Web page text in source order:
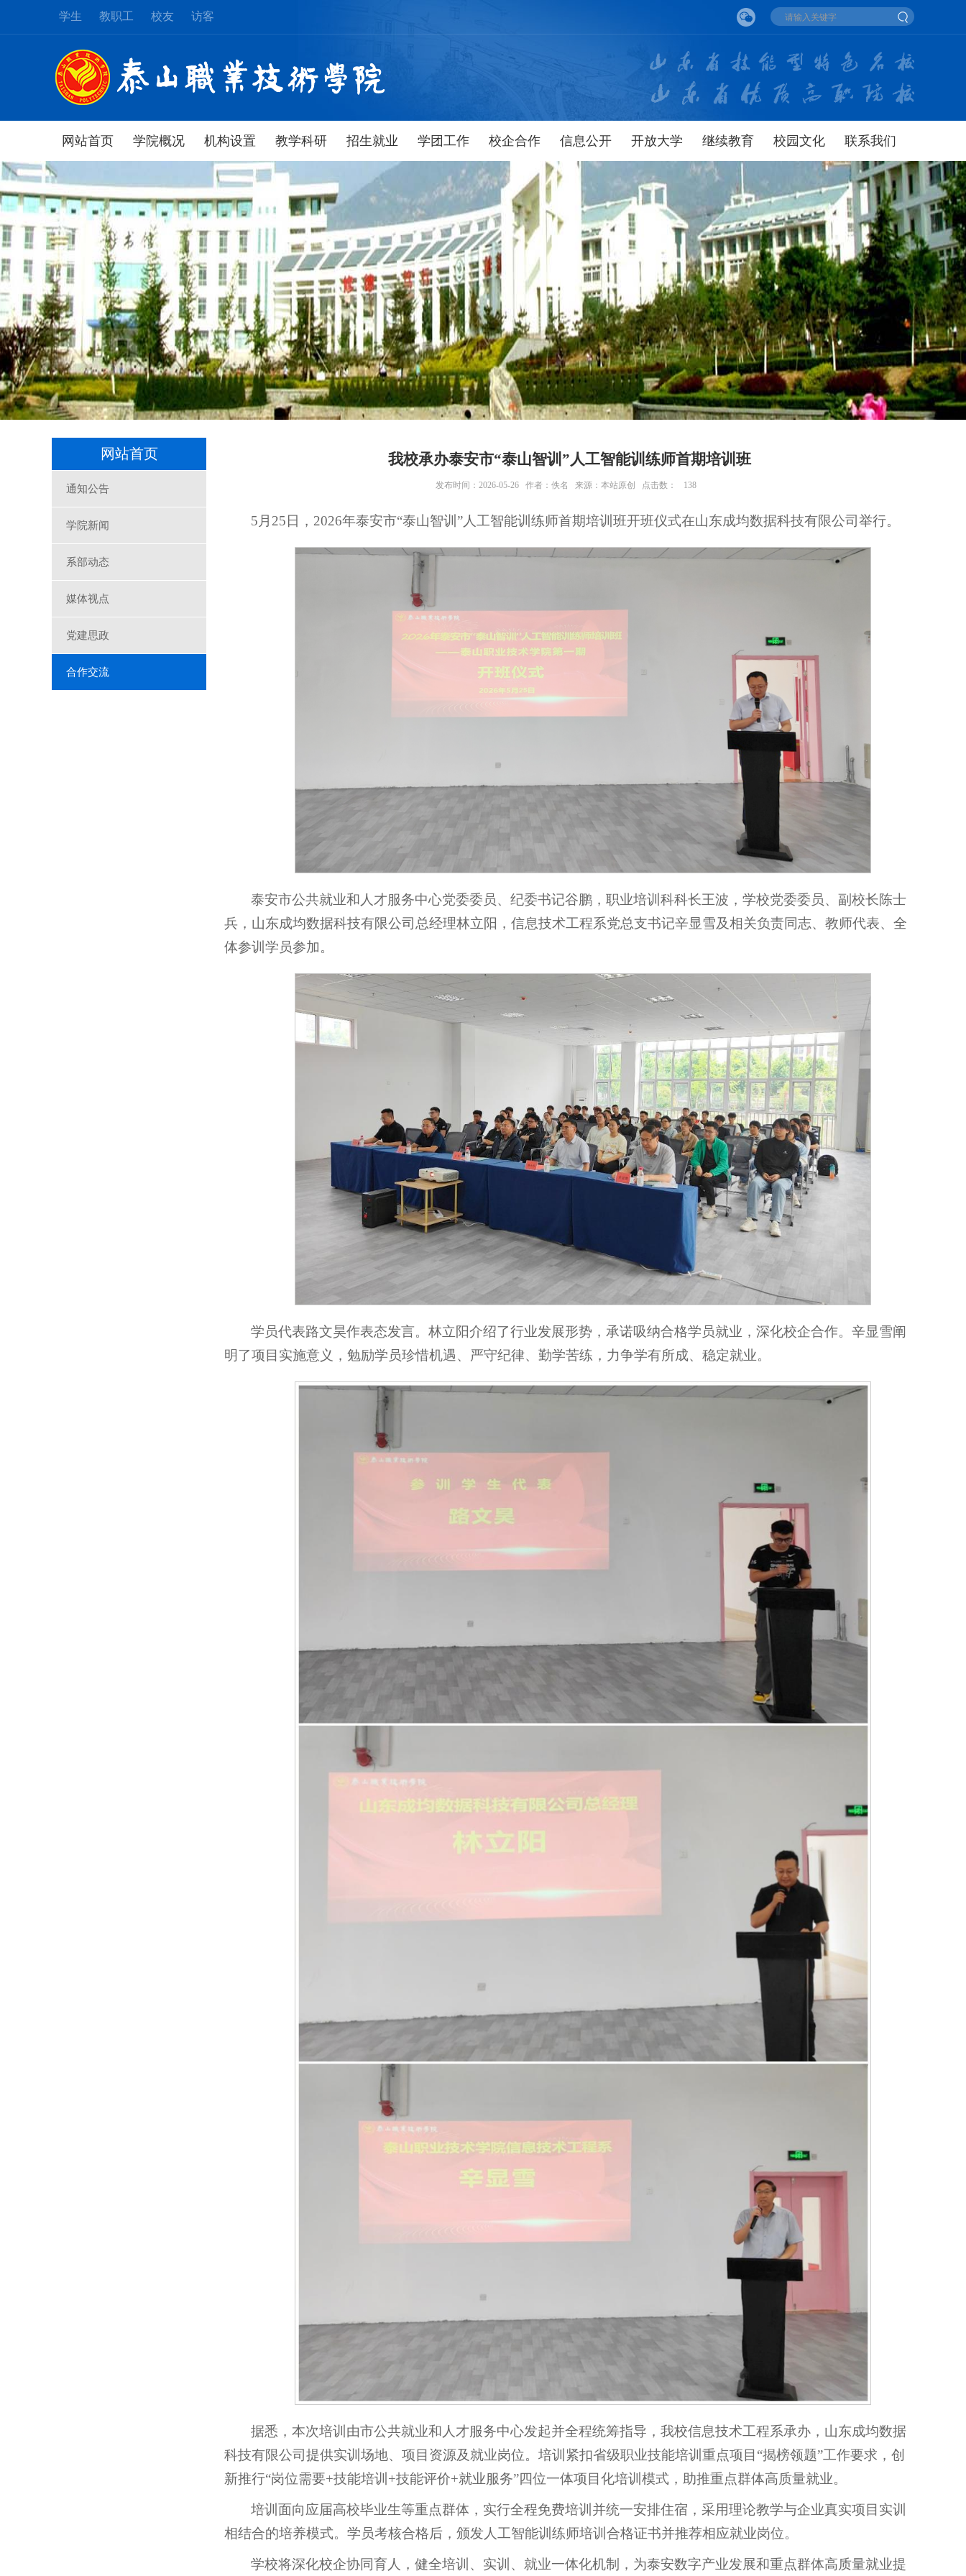
学生 教职工 校友 访客
网站首页 学院概况 机构设置 教学科研 招生就业 学团工作 校企合作 信息公开 开放大学 继续教育 校园文化 联系我们
网站首页
通知公告
学院新闻
系部动态
媒体视点
党建思政
合作交流
我校承办泰安市“泰山智训”人工智能训练师首期培训班
发布时间：2026-05-26 作者：佚名 来源：本站原创 点击数： 138
5月25日，2026年泰安市“泰山智训”人工智能训练师首期培训班开班仪式在山东成均数据科技有限公司举行。
泰安市公共就业和人才服务中心党委委员、纪委书记谷鹏，职业培训科科长王波，学校党委委员、副校长陈士
兵，山东成均数据科技有限公司总经理林立阳，信息技术工程系党总支书记辛显雪及相关负责同志、教师代表、全
体参训学员参加。
学员代表路文昊作表态发言。林立阳介绍了行业发展形势，承诺吸纳合格学员就业，深化校企合作。辛显雪阐
明了项目实施意义，勉励学员珍惜机遇、严守纪律、勤学苦练，力争学有所成、稳定就业。
据悉，本次培训由市公共就业和人才服务中心发起并全程统筹指导，我校信息技术工程系承办，山东成均数据
科技有限公司提供实训场地、项目资源及就业岗位。培训紧扣省级职业技能培训重点项目“揭榜领题”工作要求，创
新推行“岗位需要+技能培训+技能评价+就业服务”四位一体项目化培训模式，助推重点群体高质量就业。
培训面向应届高校毕业生等重点群体，实行全程免费培训并统一安排住宿，采用理论教学与企业真实项目实训
相结合的培养模式。学员考核合格后，颁发人工智能训练师培训合格证书并推荐相应就业岗位。
学校将深化校企协同育人，健全培训、实训、就业一体化机制，为泰安数字产业发展和重点群体高质量就业提